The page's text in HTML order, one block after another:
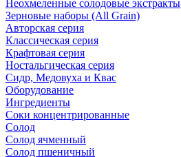
Неохмеленные солодовые экстракты
Зерновые наборы (All Grain)
Авторская серия
Классическая серия
Крафтовая серия
Ностальгическая серия
Сидр, Медовуха и Квас
Оборудование
Ингредиенты
Соки концентрированные
Солод
Солод ячменный
Солод пшеничный